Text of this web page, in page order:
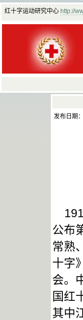
红十字运动研究中心 http://
发布日期
公布
常熟
十字
会。
国红
其中